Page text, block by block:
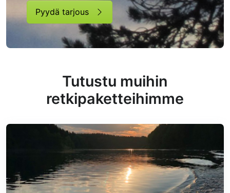
Pyydä tarjous
Tutustu muihin
retkipaketteihimme